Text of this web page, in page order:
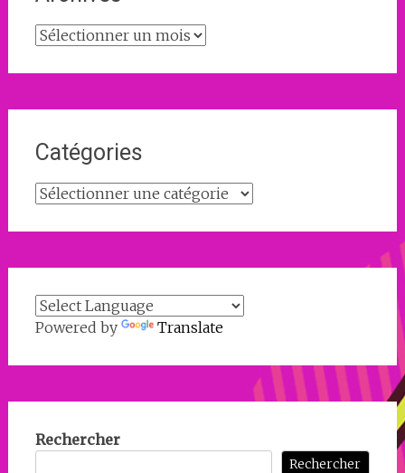
Archives
Catégories
Catégories
Powered by Translate
Rechercher
Rechercher